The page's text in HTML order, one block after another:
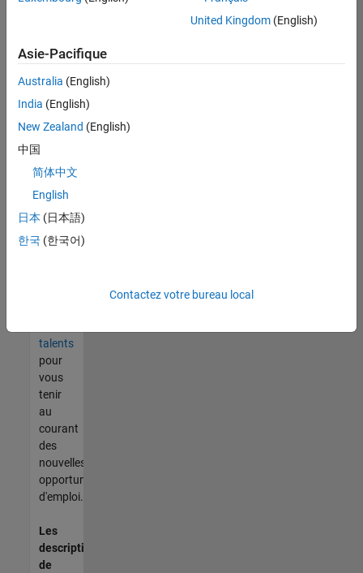
l’ensemble
d'emploi.
malgré
tout
vous
trouvez
pas
d'offre
corresponde
à vos
talents
pour
vous
tenir
au
courant
des
nouvelles
opportunités
d'emploi.
Les
descriptions
de
United Kingdom(English)
Asie-Pacifique
Australia (English)
India (English)
New Zealand (English)
中国
简体中文
English
日本 (日本語)
한국 (한국어)
Contactez votre bureau local